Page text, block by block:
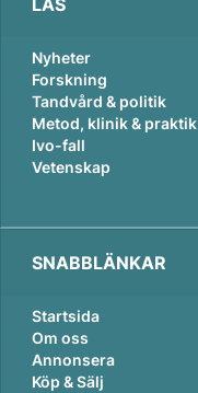
LÄS
Nyheter
Forskning
Tandvård & politik
Metod, klinik & praktik
Ivo-fall
Vetenskap
SNABBLÄNKAR
Startsida
Om oss
Annonsera
Köp & Sälj